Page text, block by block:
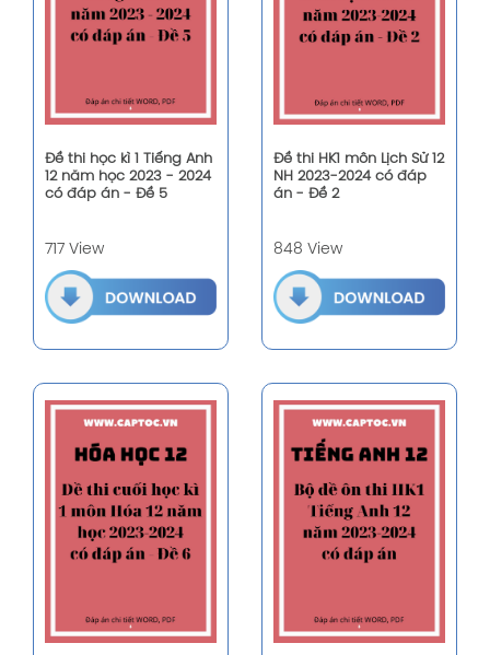
Đề thi học kì 1 Tiếng Anh
12 năm học 2023 - 2024
có đáp án - Đề 5
717 View
Đề thi HK1 môn Lịch Sử 12
NH 2023-2024 có đáp
án - Đề 2
848 View